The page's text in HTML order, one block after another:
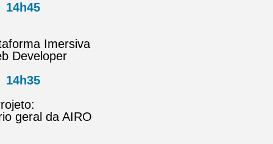
14h45
Imersiva
Developer
14h35
geral da AIRO